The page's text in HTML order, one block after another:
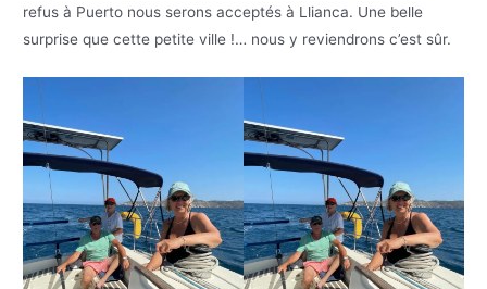
refus à Puerto nous serons acceptés à Llianca. Une belle
surprise que cette petite ville !… nous y reviendrons c’est sûr.